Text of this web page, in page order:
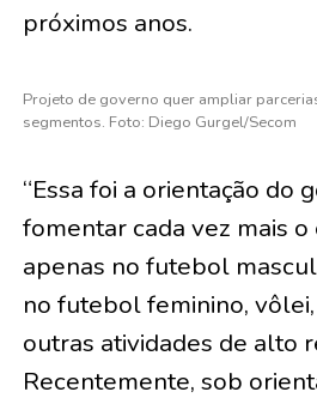
próximos anos.
Projeto de governo quer ampliar
segmentos. Foto: Diego Gurgel/Secom
“Essa foi a orientação do
fomentar cada vez mais
apenas no futebol
no futebol feminino,
outras atividades de alto
Recentemente, sob